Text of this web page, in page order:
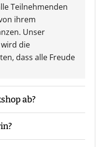
Teilnehmenden
ihrem
Unser
die
dass alle Freude
ab?
und sucht
die